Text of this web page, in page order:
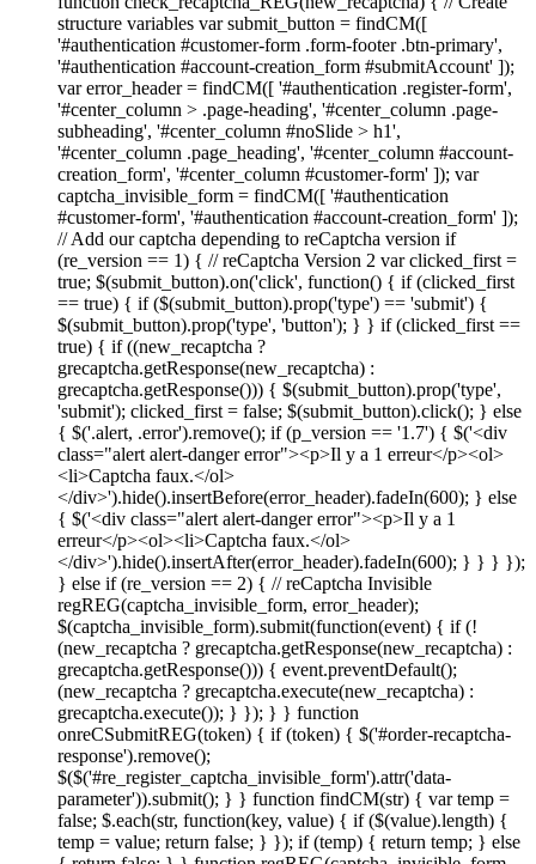
structure variables var submit_button = findCM([
'#authentication #customer-form .form-footer .btn-primary',
'#authentication #account-creation_form #submitAccount' ]);
var error_header = findCM([ '#authentication .register-form',
'#center_column > .page-heading', '#center_column .page-
subheading', '#center_column #noSlide > h1',
'#center_column .page_heading', '#center_column #account-
creation_form', '#center_column #customer-form' ]); var
captcha_invisible_form = findCM([ '#authentication
#customer-form', '#authentication #account-creation_form' ]);
// Add our captcha depending to reCaptcha version if
(re_version == 1) { // reCaptcha Version 2 var clicked_first =
true; $(submit_button).on('click', function() { if (clicked_first
== true) { if ($(submit_button).prop('type') == 'submit') {
$(submit_button).prop('type', 'button'); } } if (clicked_first ==
true) { if ((new_recaptcha ?
grecaptcha.getResponse(new_recaptcha) :
grecaptcha.getResponse())) { $(submit_button).prop('type',
'submit'); clicked_first = false; $(submit_button).click(); } else
{ $('.alert, .error').remove(); if (p_version == '1.7') { $('<div
class="alert alert-danger error"><p>Il y a 1 erreur</p><ol>
<li>Captcha faux.</ol>
</div>').hide().insertBefore(error_header).fadeIn(600); } else
{ $('<div class="alert alert-danger error"><p>Il y a 1
erreur</p><ol><li>Captcha faux.</ol>
</div>').hide().insertAfter(error_header).fadeIn(600); } } } });
} else if (re_version == 2) { // reCaptcha Invisible
regREG(captcha_invisible_form, error_header);
$(captcha_invisible_form).submit(function(event) { if (!
(new_recaptcha ? grecaptcha.getResponse(new_recaptcha) :
grecaptcha.getResponse())) { event.preventDefault();
(new_recaptcha ? grecaptcha.execute(new_recaptcha) :
grecaptcha.execute()); } }); } } function
onreCSubmitREG(token) { if (token) { $('#order-recaptcha-
response').remove();
$($('#re_register_captcha_invisible_form').attr('data-
parameter')).submit(); } } function findCM(str) { var temp =
false; $.each(str, function(key, value) { if ($(value).length) {
temp = value; return false; } }); if (temp) { return temp; } else